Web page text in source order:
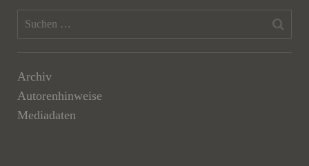
Archiv
Autorenhinweise
Mediadaten